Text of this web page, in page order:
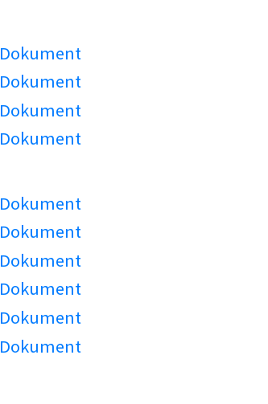
Dokument
Dokument
Dokument
Dokument
Dokument
Dokument
Dokument
Dokument
Dokument
Dokument